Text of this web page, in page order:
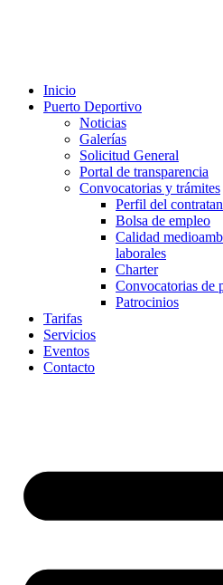
Inicio
Puerto Deportivo
Noticias
Galerías
Solicitud General
Portal de transparencia
Convocatorias y trámites
Perfil del
Bolsa de empleo
Calidad
laborales
Charter
Convocatorias de
Patrocinios
Tarifas
Servicios
Eventos
Contacto